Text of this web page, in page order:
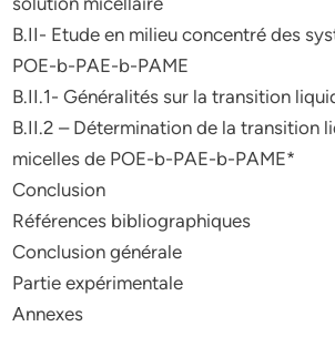
B.II- Etude en milieu concentré des
POE-b-PAE-b-PAME
B.II.1- Généralités sur la transition
B.II.2 – Détermination de la transition
micelles de POE-b-PAE-b-PAME*
Conclusion
Références bibliographiques
Conclusion générale
Partie expérimentale
Annexes